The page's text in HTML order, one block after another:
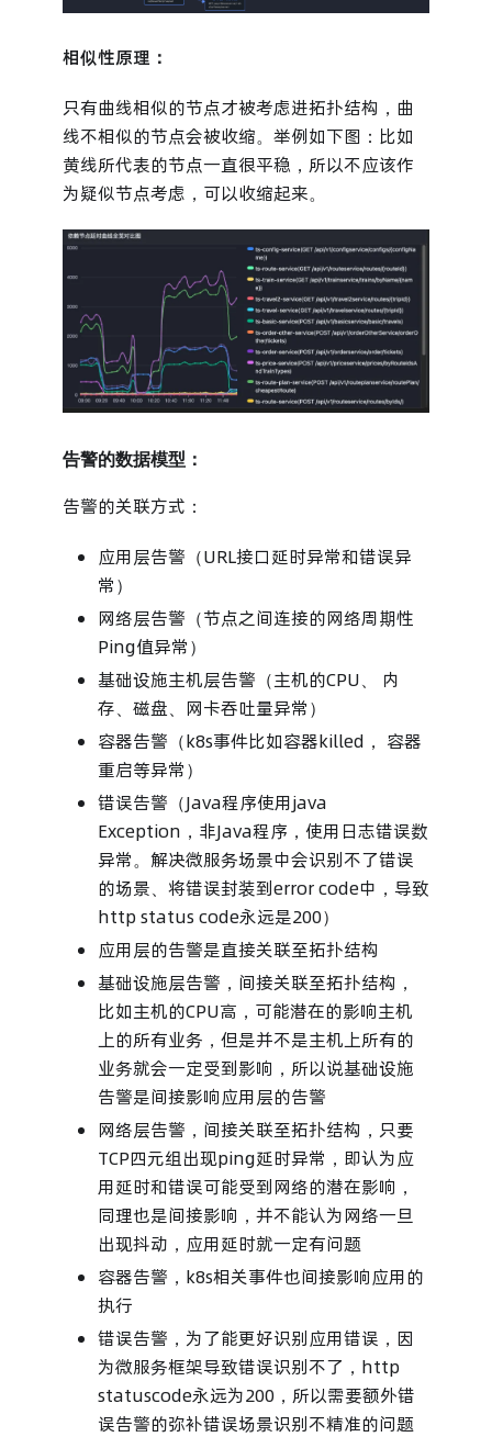
相似性原理：
只有曲线相似的节点才被考虑进拓扑结构，曲
线不相似的节点会被收缩。举例如下图：比如
黄线所代表的节点一直很平稳，所以不应该作
为疑似节点考虑，可以收缩起来。
告警的数据模型：
告警的关联方式：
应用层告警（URL接口延时异常和错误异
常）
网络层告警（节点之间连接的网络周期性
Ping值异常）
基础设施主机层告警（主机的CPU、 内
存、磁盘、网卡吞吐量异常）
容器告警（k8s事件比如容器killed， 容器
重启等异常）
错误告警（Java程序使用java
Exception，非Java程序，使用日志错误数
异常。解决微服务场景中会识别不了错误
的场景、将错误封装到error code中，导致
http status code永远是200）
应用层的告警是直接关联至拓扑结构
基础设施层告警，间接关联至拓扑结构，
比如主机的CPU高，可能潜在的影响主机
上的所有业务，但是并不是主机上所有的
业务就会一定受到影响，所以说基础设施
告警是间接影响应用层的告警
网络层告警，间接关联至拓扑结构，只要
TCP四元组出现ping延时异常，即认为应
用延时和错误可能受到网络的潜在影响，
同理也是间接影响，并不能认为网络一旦
出现抖动，应用延时就一定有问题
容器告警，k8s相关事件也间接影响应用的
执行
错误告警，为了能更好识别应用错误，因
为微服务框架导致错误识别不了，http
statuscode永远为200，所以需要额外错
误告警的弥补错误场景识别不精准的问题